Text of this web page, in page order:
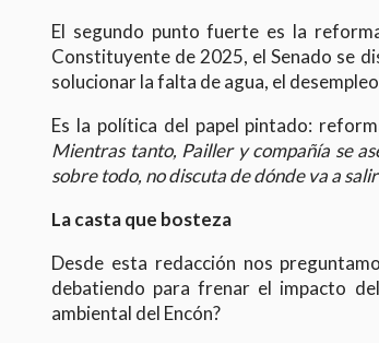
El segundo punto fuerte es la
Constituyente de 2025, el Senado se
solucionar la falta de agua, el
Es la política del papel pintado:
Mientras tanto, Pailler y compañía se
sobre todo, no discuta de dónde va a
La casta que bosteza
Desde esta redacción nos
debatiendo para frenar el impacto
ambiental del Encón?